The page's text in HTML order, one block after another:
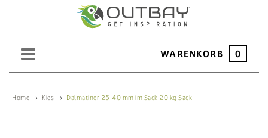
WARENKORB 0
Home Kies Dalmatiner 25-40 mm im Sack 20 kg Sack